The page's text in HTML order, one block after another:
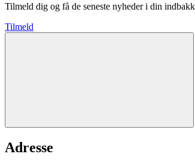
Tilmeld dig og få de seneste nyheder i din
Tilmeld
Adresse